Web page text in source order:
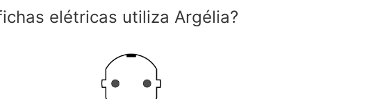
elétricas utiliza Argélia?